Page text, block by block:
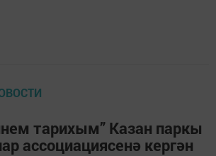
тарихым” Казан паркы
ассоциациясенә кергән